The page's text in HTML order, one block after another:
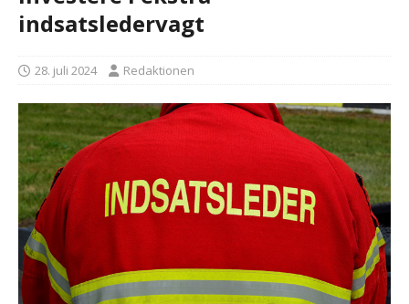
indsatsledervagt
28. juli 2024 Redaktionen